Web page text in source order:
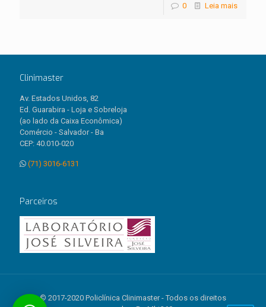
0 Leia mais
Clinimaster
Av. Estados Unidos, 82
Ed. Guarabira - Loja e Sobreloja
(ao lado da Caixa Econômica)
Comércio - Salvador - Ba
CEP: 40.010-020
(71) 3016-6131
Parceiros
© 2017-2020 Policlínica Clinimaster - Todos os direitos